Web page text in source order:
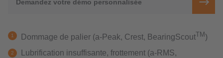
Demandez votre démo personnalisée
Dommage de palier (a-Peak, Crest, BearingScoutTM)
Lubrification insuffisante, frottement (a-RMS,